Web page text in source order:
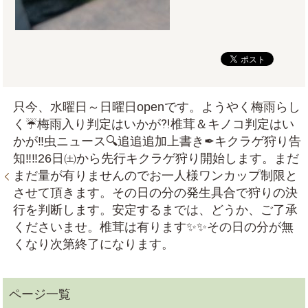
只今、水曜日～日曜日openです。ようやく梅雨らし
く☔梅雨入り判定はいかが⁈椎茸＆キノコ判定はい
かが‼虫ニュース🔍追追追加上書き✒キクラゲ狩り告
知‼‼26日㈯から先行キクラゲ狩り開始します。まだ
まだ量が有りませんのでお一人様ワンカップ制限と
させて頂きます。その日の分の発生具合で狩りの決
行を判断します。安定するまでは、どうか、ご了承
くださいませ。椎茸は有ります✨✨その日の分が無
くなり次第終了になります。